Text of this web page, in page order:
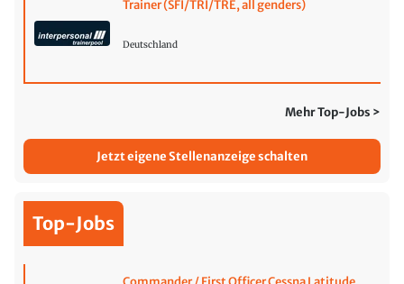
Trainer (SFI/TRI/TRE, all genders)
Deutschland
Mehr Top-Jobs >
Jetzt eigene Stellenanzeige schalten
Top-Jobs